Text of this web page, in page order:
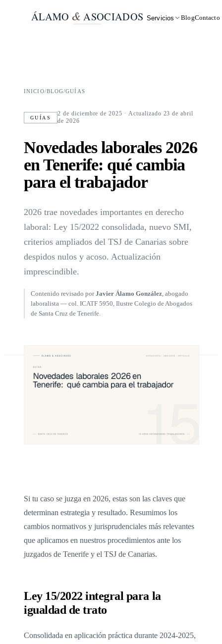
ÁLAMO & ASOCIADOS Servicios BlogContacto
INICIO/BLOG/GUÍAS
GUÍAS
2 de diciembre de 2025 · Actualizado 23 de abril
de 2026
Novedades laborales 2026
en Tenerife: qué cambia
para el trabajador
2026 trae novedades importantes en derecho
laboral: Ley 15/2022 consolidada, nuevo SMI,
criterios ampliados del TSJ de Canarias sobre
despidos nulos y acoso. Actualización
imprescindible.
Contenido revisado porJavier Álamo González, abogado
laboralista — col. ICATF 5950, Ilustre Colegio de Abogados
de Santa Cruz de Tenerife.
Si tu caso se juzga en 2026, estas son las claves que
determinan estrategia y resultado. Resumimos los
cambios normativos y jurisprudenciales más relevantes
que aplicamos en nuestros procedimientos ante los
juzgados de Tenerife y el TSJ de Canarias.
Ley 15/2022 integral para la
igualdad de trato
Consolidada en aplicación práctica durante 2024-2025,